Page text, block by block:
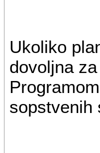
Ukoliko
dovoljna
sopstvenih